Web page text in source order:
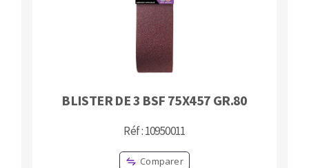
BLISTER DE 3 BSF 75X457 GR.80
Réf : 10950011
Comparer